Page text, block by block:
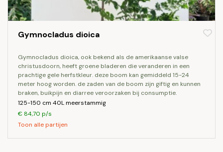
Gymnocladus dioica
gymnocladus dioica, ook bekend als de amerikaanse valse
christusdoorn, heeft groene bladeren die veranderen in een
prachtige gele herfstkleur. deze boom kan gemiddeld 15-24
meter hoog worden. de zaden van de boom zijn giftig en kunnen
braken, buikpijn en diarree veroorzaken bij consumptie.
125-150 cm 40L meerstammig
€ 84,70 p/s
Toon alle partijen